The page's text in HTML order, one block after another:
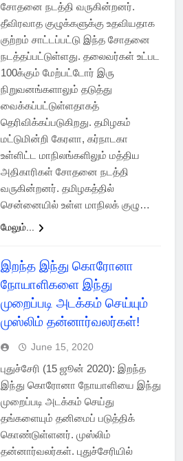
சோதனை நடத்தி வருகின்றனர்.
தீவிரவாத குழுக்களுக்கு உதவியதாக
குற்றம் சாட்டப்பட்டு இந்த சோதனை
நடத்தப்பட்டுள்ளது. தலைவர்கள் உட்பட
100க்கும் மேற்பட்டோர் இரு
நிறுவனங்களாலும் தடுத்து
வைக்கப்பட்டுள்ளதாகத்
தெரிவிக்கப்படுகிறது. தமிழகம்
மட்டுமின்றி கேரளா, கர்நாடகா
உள்ளிட்ட மாநிலங்களிலும் மத்திய
அதிகாரிகள் சோதனை நடத்தி
வருகின்றனர். தமிழகத்தில்
சென்னையில் உள்ள மாநிலக் குழு…
மேலும்...
இறந்த இந்து கொரோனா
நோயாளிகளை இந்து
முறைப்படி அடக்கம் செய்யும்
முஸ்லிம் தன்னார்வலர்கள்!
June 15, 2020
புதுச்சேரி (15 ஜூன் 2020): இறந்த
இந்து கொரோனா நோயாளியை இந்து
முறைப்படி அடக்கம் செய்து
தங்களையும் தனிமைப் படுத்திக்
கொண்டுள்ளனர். முஸ்லிம்
தன்னார்வலர்கள். புதுச்சேரியில்